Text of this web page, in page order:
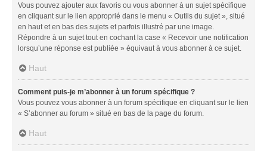
Vous pouvez ajouter aux favoris ou vous abonner à un sujet spécifique
en cliquant sur le lien approprié dans le menu « Outils du sujet », situé
en haut et en bas des sujets et parfois illustré par une image.
Répondre à un sujet tout en cochant la case « Recevoir une notification
lorsqu’une réponse est publiée » équivaut à vous abonner à ce sujet.
Haut
Comment puis-je m’abonner à un forum spécifique ?
Vous pouvez vous abonner à un forum spécifique en cliquant sur le lien
« S’abonner au forum » situé en bas de la page du forum.
Haut